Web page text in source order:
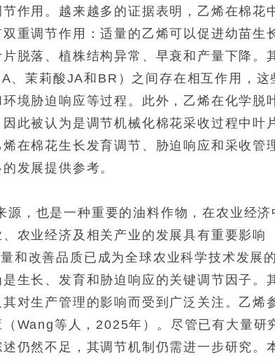
作用。越来越多的证据表明，乙烯在棉花
重调节作用：适量的乙烯可以促进幼苗生
脱落、植株结构异常、早衰和产量下降。
、茉莉酸JA和BR）之间存在相互作用，这
境胁迫响应等过程。此外，乙烯在化学脱
此被认为是调节机械化棉花采收过程中叶
在棉花生长发育调节、胁迫响应和采收管
发展提供参考。
源，也是一种重要的油料作物，在农业经济
农业经济及相关产业的发展具有重要影响
和改善品质已成为全球农业科学技术发展的
生长、发育和胁迫响应的关键调节因子。
对生产管理的影响而受到广泛关注。乙烯
Wang等人，2025年）。尽管已有大量研
仍然不足，其调节机制仍需进一步研究。